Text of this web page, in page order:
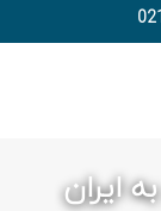
ایران